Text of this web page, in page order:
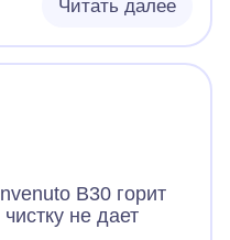
Читать далее
B30 горит
не дает